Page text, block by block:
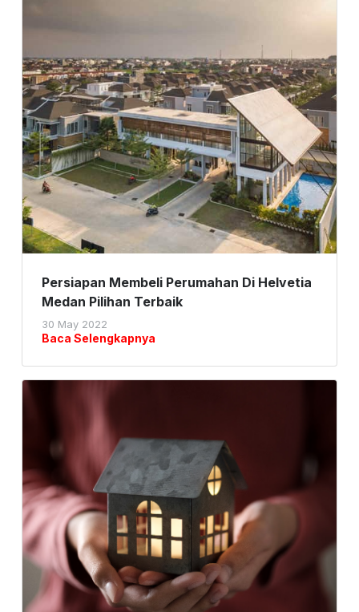
Persiapan Membeli Perumahan Di Helvetia
Medan Pilihan Terbaik
30 May 2022
Baca Selengkapnya